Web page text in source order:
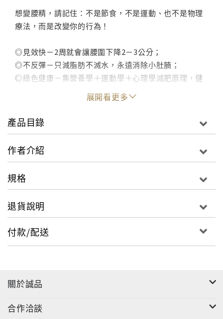
想變腰精，請記住：不是節食，不是運動、也不是物理
療法，而是改變你的行為！
◎見效快－2周就會讓腰圍下降2－3公分；
◎不反彈－只減脂肪不滅水，永遠消除小肚腩；
◎綠色健康－集營養學＋運動學＋心理學減肥原理，健
◎塑形全面－該瘦的地方都會瘦，打造腰、腿、臂的完
美比例。
的靈動。作為女性，如果你擁有豐胸翹臀，再配上細窄
◎喝水都會胖的人
◎對自己鬆垮身材一籌莫展的人
◎體重減下來、肚子依然大的人
◎便秘型肥胖的人
古人云：「知已知彼，百戰不殆」，瘦腰也是如此，儲
展開看更多
產品目錄
作者介紹
規格
退貨說明
付款/配送
關於誠品
合作洽談